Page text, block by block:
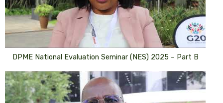
DPME National Evaluation Seminar (NES) 2025 – Part B